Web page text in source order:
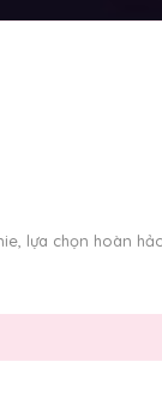
lựa chọn hoàn